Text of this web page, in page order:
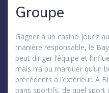
Groupe
Gagner à un casino jouez
manière responsable, le
peut diriger l’équipe et
mais n’a pu marquer qu’un
précédents à l’extérieur. À
paris sportifs, de quel sport